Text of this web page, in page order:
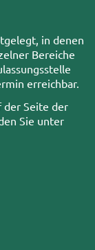
in denen
Bereiche
erreichbar.
der Seite der
Sie unter